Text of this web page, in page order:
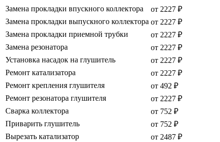
Замена прокладки впускного коллектора
от 2227 ₽
Замена прокладки выпускного коллектора от 2227 ₽
Замена прокладки приемной трубки
от 2227 ₽
Замена резонатора
от 2227 ₽
Установка насадок на глушитель
от 2227 ₽
Ремонт катализатора
от 2227 ₽
Ремонт крепления глушителя
от 492 ₽
Ремонт резонатора глушителя
от 2227 ₽
Сварка коллектора
от 752 ₽
Приварить глушитель
от 752 ₽
Вырезать катализатор
от 2487 ₽